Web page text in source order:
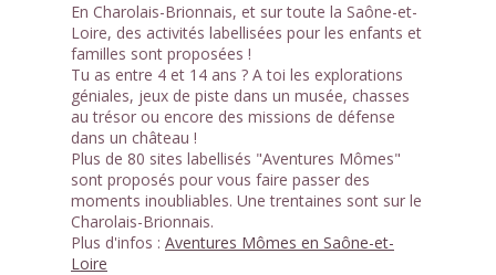
En Charolais-Brionnais, et sur toute la Saône-et-
Loire, des activités labellisées pour les enfants et
familles sont proposées !
Tu as entre 4 et 14 ans ? A toi les explorations
géniales, jeux de piste dans un musée, chasses
au trésor ou encore des missions de défense
dans un château !
Plus de 80 sites labellisés "Aventures Mômes"
sont proposés pour vous faire passer des
moments inoubliables. Une trentaines sont sur le
Charolais-Brionnais.
Plus d'infos : Aventures Mômes en Saône-et-
Loire